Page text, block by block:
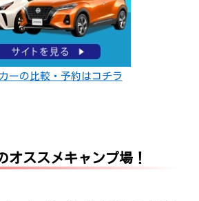
カーの比較・予約はコチラ
オススメキャンプ場！